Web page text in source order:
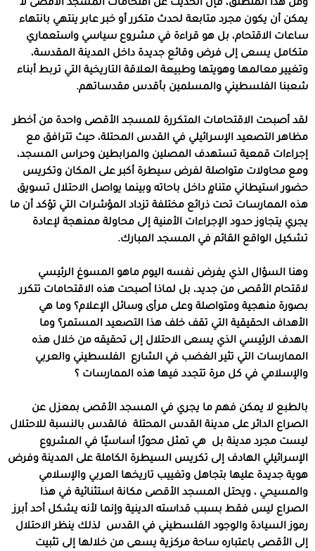
ومن هذا المنطلق، فإن الحديث عن اقتحامات المسجد الأقصى لا
يمكن أن يكون مجرد متابعة لحدث متكرر أو خبر عابر ينتهي بانتهاء
ساعات الاقتحام، بل هو قراءة في مشروع سياسي واستعماري
متكامل يسعى إلى فرض وقائع جديدة داخل المدينة المقدسة،
وتغيير معالمها وهويتها وطبيعة العلاقة التاريخية التي تربط أبناء
شعبنا الفلسطيني والمسلمين بأقدس مقدساتهم.
لقد أصبحت الاقتحامات المتكررة للمسجد الأقصى واحدة من أخطر
مظاهر التصعيد الإسرائيلي في القدس المحتلة، حيث تترافق مع
إجراءات قمعية تستهدف المصلين والمرابطين وحراس المسجد،
ومع محاولات متواصلة لفرض سيطرة أكبر على المكان وتكريس
حضور استيطاني متنامٍ داخل باحاته وبينما يواصل الاحتلال تسويق
هذه الممارسات تحت ذرائع مختلفة تزداد المؤشرات التي تؤكد أن ما
يجري يتجاوز حدود الإجراءات الأمنية إلى محاولة ممنهجة لإعادة
تشكيل الواقع القائم في المسجد المبارك.
وهنا السؤال الذي يفرض نفسه اليوم ماهو المسوغ الرئيسي
لاقتحام الأقصى من جديد، بل لماذا أصبحت هذه الاقتحامات تتكرر
بصورة منهجية ومتواصلة وعلى مرأى وسائل الإعلام؟ وما هي
الأهداف الحقيقية التي تقف خلف هذا التصعيد المستمر؟ وما
الهدف الرئيسي الذي يسعى الاحتلال إلى تحقيقه من خلال هذه
الممارسات التي تثير الغضب في الشارع الفلسطيني والعربي
والإسلامي في كل مرة تتجدد فيها هذه الممارسات ؟
بالطبع لا يمكن فهم ما يجري في المسجد الأقصى بمعزل عن
الصراع الدائر على مدينة القدس المحتلة فالقدس بالنسبة للاحتلال
ليست مجرد مدينة بل هي تمثل محورًا أساسيًا في المشروع
الإسرائيلي الهادف إلى تكريس السيطرة الكاملة على المدينة وفرض
هوية جديدة عليها بتجاهل وتغييب تاريخها العربي والإسلامي
والمسيحي ، ويحتل المسجد الأقصى مكانة استثنائية في هذا
الصراع ليس فقط بسبب قداسته الدينية وإنما لأنه يشكل أحد أبرز
رموز السيادة والوجود الفلسطيني في القدس
لذلك ينظر الاحتلال
إلى الأقصى باعتباره ساحة مركزية يسعى من خلالها إلى تثبيت